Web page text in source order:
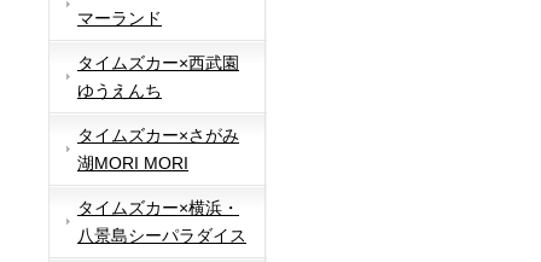
マーランド
タイムズカー×西武園
ゆうえんち
タイムズカー×さがみ
湖MORI MORI
タイムズカー×横浜・
八景島シーパラダイス